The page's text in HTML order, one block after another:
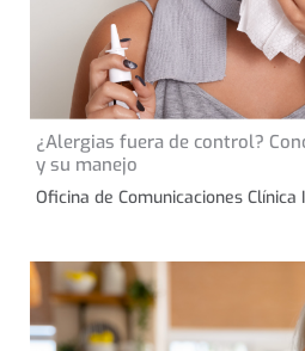
13 de noviembre de 2024
CONSEJOS DE SALUD
¿Alergias fuera de control?
y su manejo
Oficina de Comunicaciones Clínica